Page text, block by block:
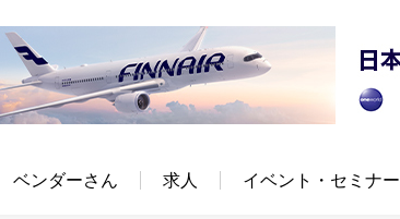
ベンダーさん 求人 イベント・セミナー